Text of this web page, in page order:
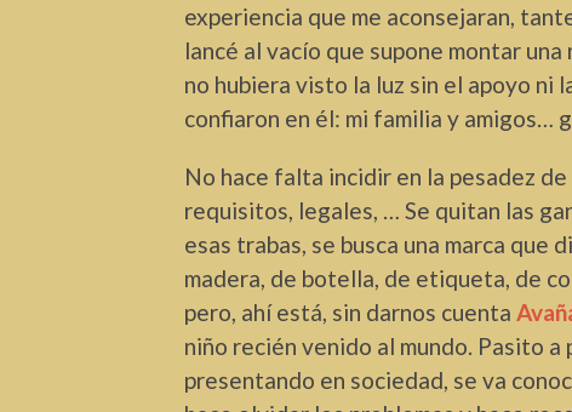
experiencia que me aconsejaran,
lancé al vacío que supone montar
no hubiera visto la luz sin el apoyo ni
confiaron en él: mi familia y amigos…
No hace falta incidir en la pesadez
requisitos, legales, … Se quitan las
esas trabas, se busca una marca que
madera, de botella, de etiqueta, de
pero, ahí está, sin darnos cuenta
niño recién venido al mundo. Pasito a
presentando en sociedad, se va